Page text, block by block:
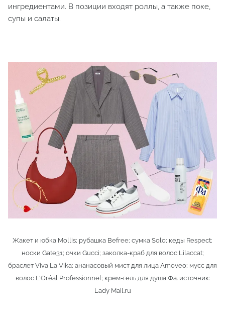
ингредиентами. В позиции входят роллы, а также поке,
супы и салаты.
Жакет и юбка Mollis; рубашка Befree; сумка Solo; кеды Respect;
носки Gate31; очки Gucci; заколка-краб для волос Lilaccat;
браслет Viva La Vika; ананасовый мист для лица Amoveo; мусс для
волос L'Oréal Professionnel; крем-гель для душа Фа. источник:
Lady Mail.ru